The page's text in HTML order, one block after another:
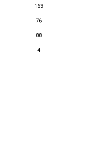
163
76
88
4